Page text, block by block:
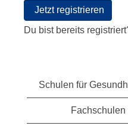
Du bist bereits
Schulen für